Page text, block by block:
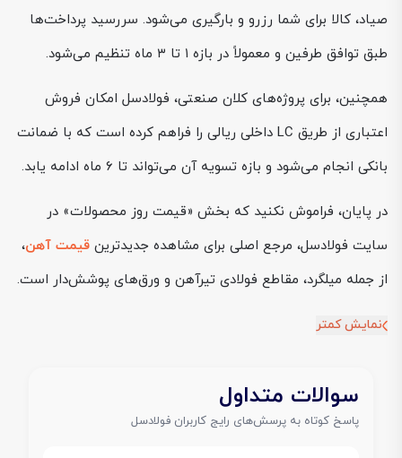
صیاد، کالا برای شما رزرو و بارگیری می‌شود. سررسید پرداخت‌ها
طبق توافق طرفین و معمولاً در بازه ۱ تا ۳ ماه تنظیم می‌شود.
همچنین، برای پروژه‌های کلان صنعتی، فولادسل امکان فروش
اعتباری از طریق LC داخلی ریالی را فراهم کرده است که با ضمانت
بانکی انجام می‌شود و بازه تسویه آن می‌تواند تا ۶ ماه ادامه یابد.
در پایان، فراموش نکنید که بخش «قیمت روز محصولات» در
سایت فولادسل، مرجع اصلی برای مشاهده جدیدترین قیمت آهن،
از جمله میلگرد، مقاطع فولادی تیرآهن و ورق‌های پوشش‌دار است.
نمایش کمتر
سوالات متداول
پاسخ کوتاه به پرسش‌های رایج کاربران فولادسل